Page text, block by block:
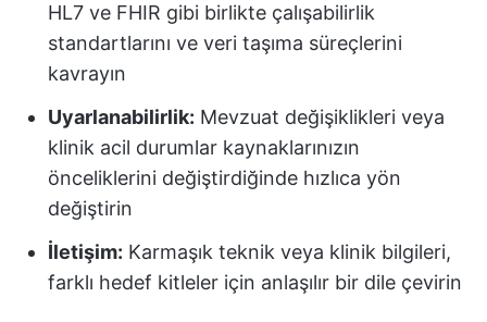
HL7 ve FHIR gibi birlikte çalışabilirlik
standartlarını ve veri taşıma süreçlerini
kavrayın
Uyarlanabilirlik: Mevzuat değişiklikleri veya
klinik acil durumlar kaynaklarınızın
önceliklerini değiştirdiğinde hızlıca yön
değiştirin
İletişim: Karmaşık teknik veya klinik bilgileri,
farklı hedef kitleler için anlaşılır bir dile çevirin